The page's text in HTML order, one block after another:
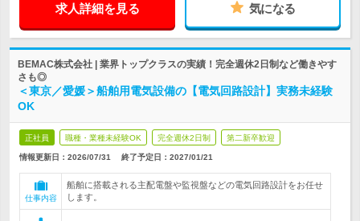
求人詳細を見る 気になる
BEMAC株式会社 | 業界トップクラスの実績！完全週休2日制など働きやす
さも◎
＜東京／愛媛＞船舶用電気設備の【電気回路設計】実務未経験
OK
正社員 職種・業種未経験OK 完全週休2日制 第二新卒歓迎
情報更新日：2026/07/31 終了予定日： 2027/01/21
仕事内容
船舶に搭載される主配電盤や監視盤などの電気回路設計をお任せ
します。